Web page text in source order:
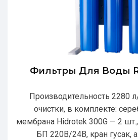
Фильтры Для Воды
Производительность 2280
очистки, в комплекте:
мембрана Hidrotek 300G — 2
БП 220В/24В, кран гусак,